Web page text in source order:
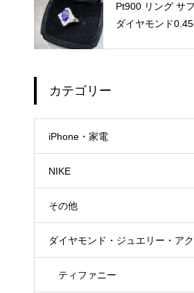
Pt900 リング サ
ダイヤモンド
カテゴリー
iPhone・家電
NIKE
その他
ダイヤモンド・ジュエリー・ア
ティファニー